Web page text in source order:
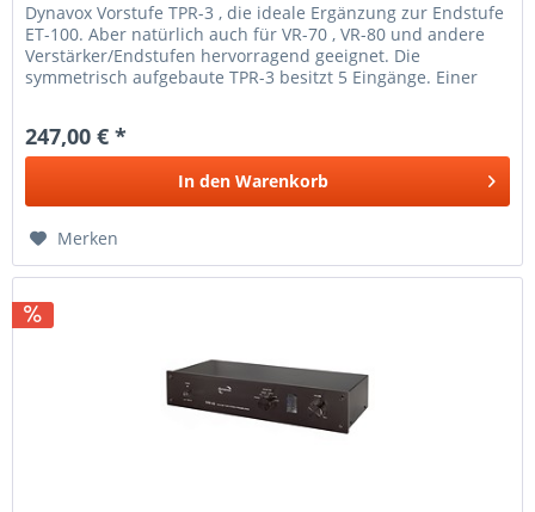
Dynavox Vorstufe TPR-3 , die ideale Ergänzung zur Endstufe
ET-100. Aber natürlich auch für VR-70 , VR-80 und andere
Verstärker/Endstufen hervorragend geeignet. Die
symmetrisch aufgebaute TPR-3 besitzt 5 Eingänge. Einer
247,00 € *
In den Warenkorb
Merken